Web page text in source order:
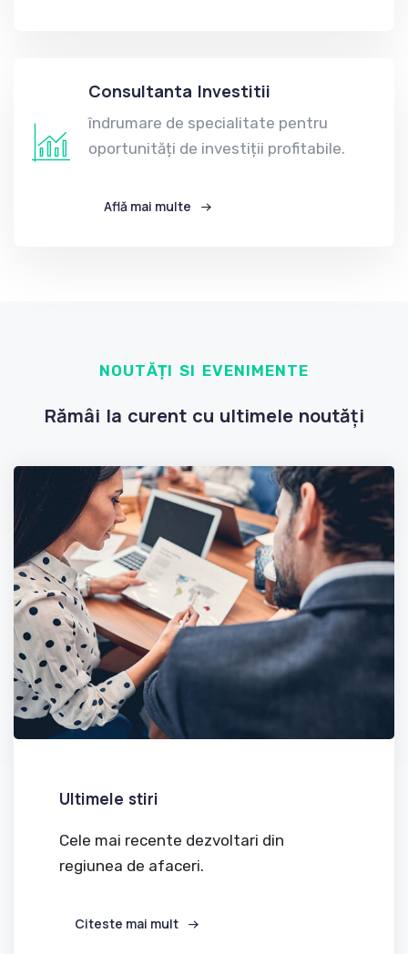
Consultanta Investitii
îndrumare de specialitate pentru
oportunități de investiții profitabile.
Află mai multe
NOUTĂȚI SI EVENIMENTE
Rămâi la curent cu ultimele noutăți
Ultimele stiri
Cele mai recente dezvoltari din
regiunea de afaceri.
Citeste mai mult